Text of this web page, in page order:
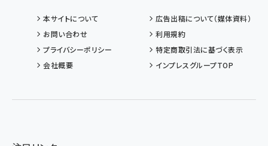
本サイトについて
広告出稿について（媒体資料）
お問い合わせ
利用規約
プライバシーポリシー
特定商取引法に基づく表示
会社概要
インプレスグループTOP